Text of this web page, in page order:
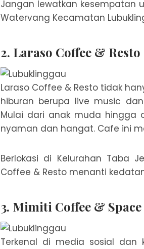
Jangan lewatkan kesempatan
Watervang Kecamatan
2. Laraso Coffee & Resto
Laraso Coffee & Resto tidak
hiburan berupa live music
Mulai dari anak muda hingga
nyaman dan hangat. Cafe ini
Berlokasi di Kelurahan Taba
Coffee & Resto menanti
3. Mimiti Coffee & Space
Terkenal di media sosial dan